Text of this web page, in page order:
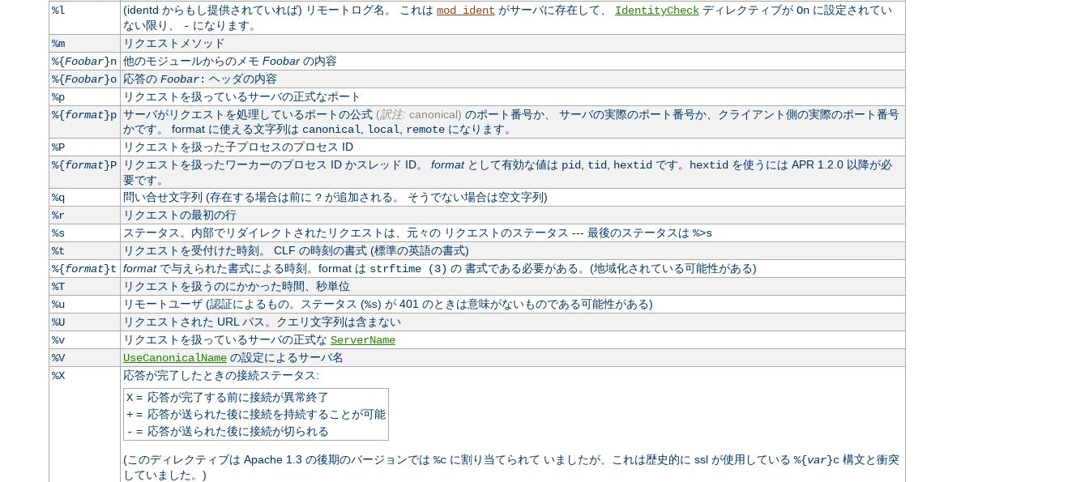
%l
(identd からもし提供されていれば) リモートログ名。 これは mod_ident がサーバに存在して、 IdentityCheckディレクティブが Onに設定されてい
ない限り、
- になります。
%m
リクエストメソッド
%{Foobar}n 他のモジュールからのメモ Foobarの内容
%{Foobar}o 応答の Foobar: ヘッダの内容
%p
リクエストを扱っているサーバの正式なポート
%{format}p サーバがリクエストを処理しているポートの公式 (訳注: canonical) のポート番号か、 サーバの実際のポート番号か、クライアント側の実際のポート番号
かです。 format に使える文字列は canonical local remoteになります。
%P
リクエストを扱った子プロセスのプロセス ID
%{format}P リクエストを扱ったワーカーのプロセス ID かスレッド ID。 formatとして有効な値は pid, tid, hextidです。 hextidを使うには APR 1.2.0 以降が必
要です。
%q
問い合せ文字列 (存在する場合は前に ?が追加される。 そうでない場合は空文字列)
%r
リクエストの最初の行
%s
ステータス。内部でリダイレクトされたリクエストは、元々の リクエストのステータス --- 最後のステータスは %>s
%t
リクエストを受付けた時刻。 CLF の時刻の書式 (標準の英語の書式)
%{format}t formatで与えられた書式による時刻。format は strftime (3) の 書式である必要がある。(地域化されている可能性がある)
%T
リクエストを扱うのにかかった時間、秒単位
%u
リモートユーザ (認証によるもの。ステータス (%s) が 401 のときは意味がないものである可能性がある)
%U
リクエストされた URL パス。クエリ文字列は含まない
%v
リクエストを扱っているサーバの正式な ServerName
%V
UseCanonicalNameの設定によるサーバ名
%X
応答が完了したときの接続ステータス:
X= 応答が完了する前に接続が異常終了
+= 応答が送られた後に接続を持続することが可能
- = 応答が送られた後に接続が切られる
(このディレクティブは Apache 1.3 の後期のバージョンでは %cに割り当てられて いましたが、これは歴史的に ssl が使用している %{var}c構文と衝突
していました。)